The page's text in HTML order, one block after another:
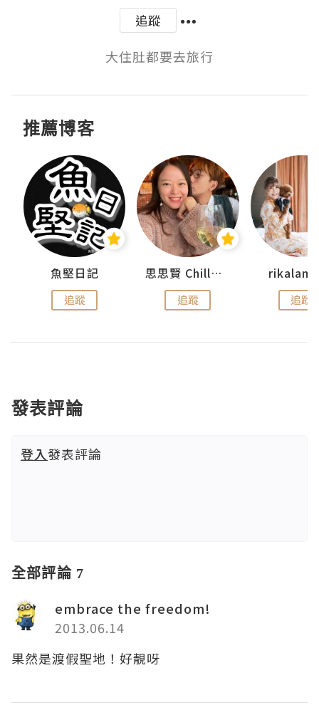
追蹤
大住肚都要去旅行
推薦博客
魚堅日記
追蹤
思思賢 ChillMyBabe
追蹤 追蹤
發表評論
登入發表評論
全部評論 7
embrace the freedom!
2013.06.14
果然是渡假聖地！好靚呀